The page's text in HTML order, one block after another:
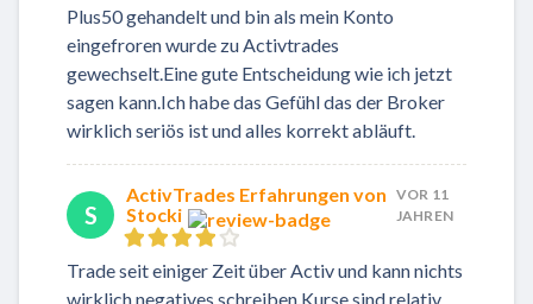
Plus50 gehandelt und bin als mein Konto
eingefroren wurde zu Activtrades
gewechselt.Eine gute Entscheidung wie ich jetzt
sagen kann.Ich habe das Gefühl das der Broker
wirklich seriös ist und alles korrekt abläuft.
S
ActivTrades Erfahrungen von
Stocki
VOR 11
JAHREN
Trade seit einiger Zeit über Activ und kann nichts
wirklich negatives schreiben.Kurse sind relativ